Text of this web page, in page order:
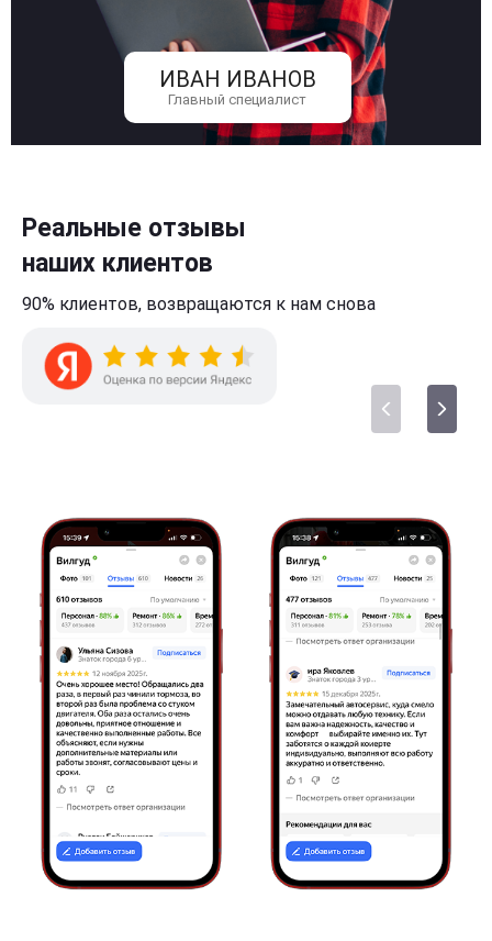
ИВАН ИВАНОВ
Главный специалист
Реальные отзывы
наших клиентов
90% клиентов, возвращаются к нам снова